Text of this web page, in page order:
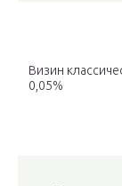
Визин
0,05%